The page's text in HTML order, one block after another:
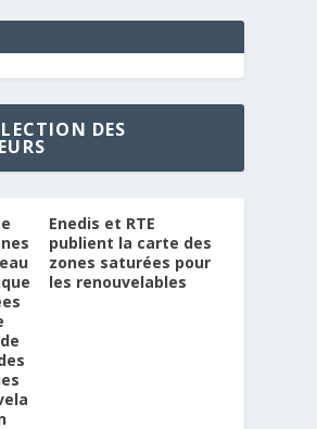
DES
Enedis et RTE
publient la carte des
zones saturées pour
les renouvelables